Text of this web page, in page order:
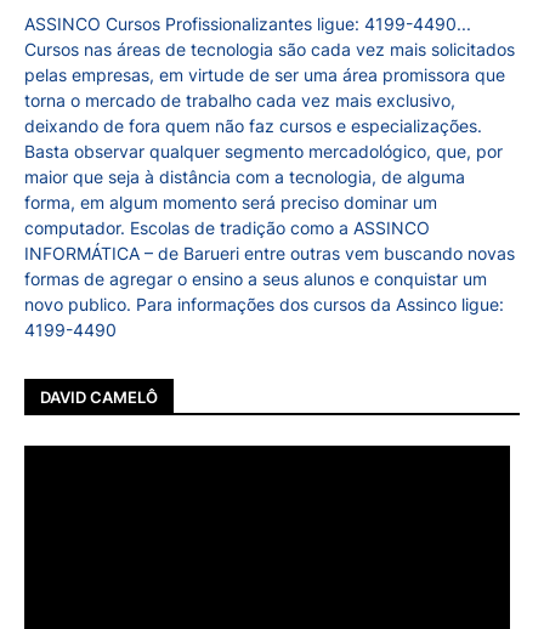
ASSINCO Cursos Profissionalizantes ligue: 4199-4490...
Cursos nas áreas de tecnologia são cada vez mais solicitados
pelas empresas, em virtude de ser uma área promissora que
torna o mercado de trabalho cada vez mais exclusivo,
deixando de fora quem não faz cursos e especializações.
Basta observar qualquer segmento mercadológico, que, por
maior que seja à distância com a tecnologia, de alguma
forma, em algum momento será preciso dominar um
computador. Escolas de tradição como a ASSINCO
INFORMÁTICA – de Barueri entre outras vem buscando novas
formas de agregar o ensino a seus alunos e conquistar um
novo publico. Para informações dos cursos da Assinco ligue:
4199-4490
DAVID CAMELÔ